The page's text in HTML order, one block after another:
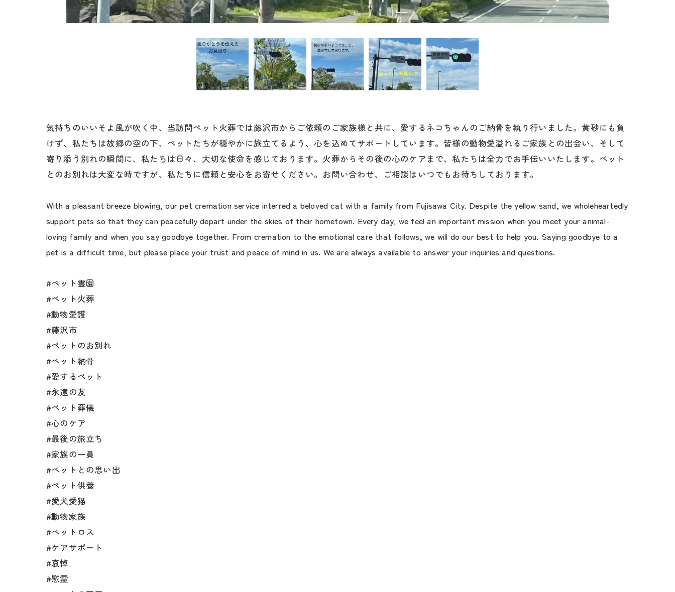
気持ちのいいそよ風が吹く中、当訪問ペット火葬では藤沢市からご依頼のご家族様と共に、愛するネコちゃんのご納骨を執り行いました。黄砂にも負
けず、私たちは故郷の空の下、ペットたちが穏やかに旅立てるよう、心を込めてサポートしています。皆様の動物愛溢れるご家族との出会い、そして
寄り添う別れの瞬間に、私たちは日々、大切な使命を感じております。火葬からその後の心のケアまで、私たちは全力でお手伝いいたします。ペット
とのお別れは大変な時ですが、私たちに信頼と安心をお寄せください。お問い合わせ、ご相談はいつでもお待ちしております。
With a pleasant breeze blowing, our pet cremation service interred a beloved cat with a family from Fujisawa City. Despite the yellow sand, we wholeheartedly
support pets so that they can peacefully depart under the skies of their hometown. Every day, we feel an important mission when you meet your animal-
loving family and when you say goodbye together. From cremation to the emotional care that follows, we will do our best to help you. Saying goodbye to a
pet is a difficult time, but please place your trust and peace of mind in us. We are always available to answer your inquiries and questions.
#ペット霊園
#ペット火葬
#動物愛護
#藤沢市
#ペットのお別れ
#ペット納骨
#愛するペット
#永遠の友
#ペット葬儀
#心のケア
#最後の旅立ち
#家族の一員
#ペットとの思い出
#ペット供養
#愛犬愛猫
#動物家族
#ペットロス
#ケアサポート
#哀悼
#慰霊